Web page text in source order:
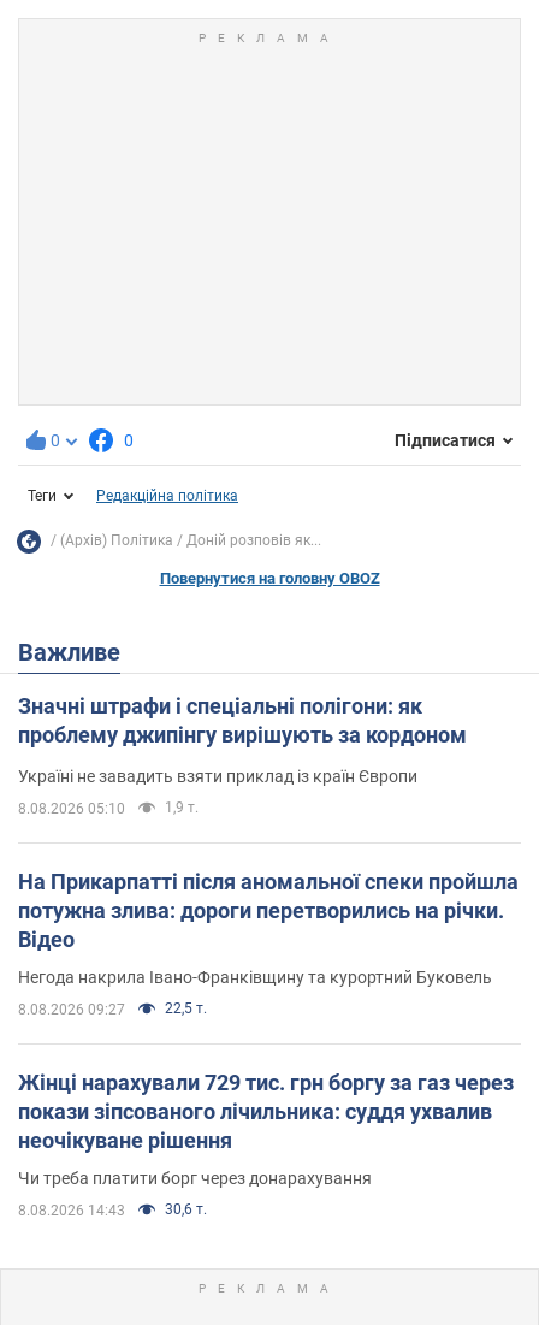
0 0 Підписатися
Теги Редакційна політика
(Архів) Політика Доній розповів як...
Повернутися на головну OBOZ
Важливе
Значні штрафи і спеціальні полігони: як
проблему джипінгу вирішують за кордоном
Україні не завадить взяти приклад із країн Європи
8.08.2026 05:10 1,9 т.
На Прикарпатті після аномальної спеки пройшла
потужна злива: дороги перетворились на річки.
Відео
Негода накрила Івано-Франківщину та курортний Буковель
8.08.2026 09:27 22,5 т.
Жінці нарахували 729 тис. грн боргу за газ через
покази зіпсованого лічильника: суддя ухвалив
неочікуване рішення
Чи треба платити борг через донарахування
8.08.2026 14:43 30,6 т.